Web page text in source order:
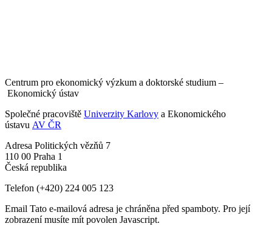
Centrum pro ekonomický výzkum a doktorské studium –
Ekonomický ústav
Společné pracoviště Univerzity Karlovy a Ekonomického
ústavu AV ČR
Adresa Politických vězňů 7
110 00 Praha 1
Česká republika
Telefon (+420) 224 005 123
Email Tato e-mailová adresa je chráněna před spamboty. Pro její
zobrazení musíte mít povolen Javascript.